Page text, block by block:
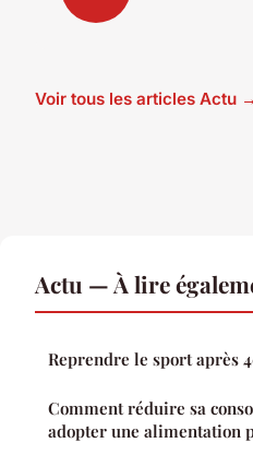
Voir tous les articles Actu →
Actu — À lire
Reprendre le sport après
Comment réduire sa
adopter une alimentation